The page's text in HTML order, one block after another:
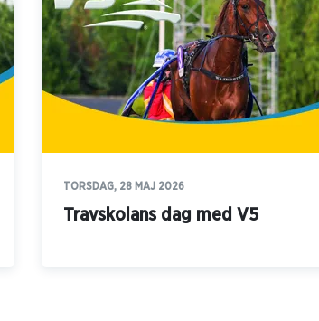
TORSDAG, 28 MAJ 2026
Travskolans dag med V5